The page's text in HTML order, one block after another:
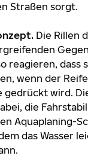
Straßen sorgt.
Die Rillen
reagieren, dass
wenn der
wird.
die
Aquaplaning-
das Wasser